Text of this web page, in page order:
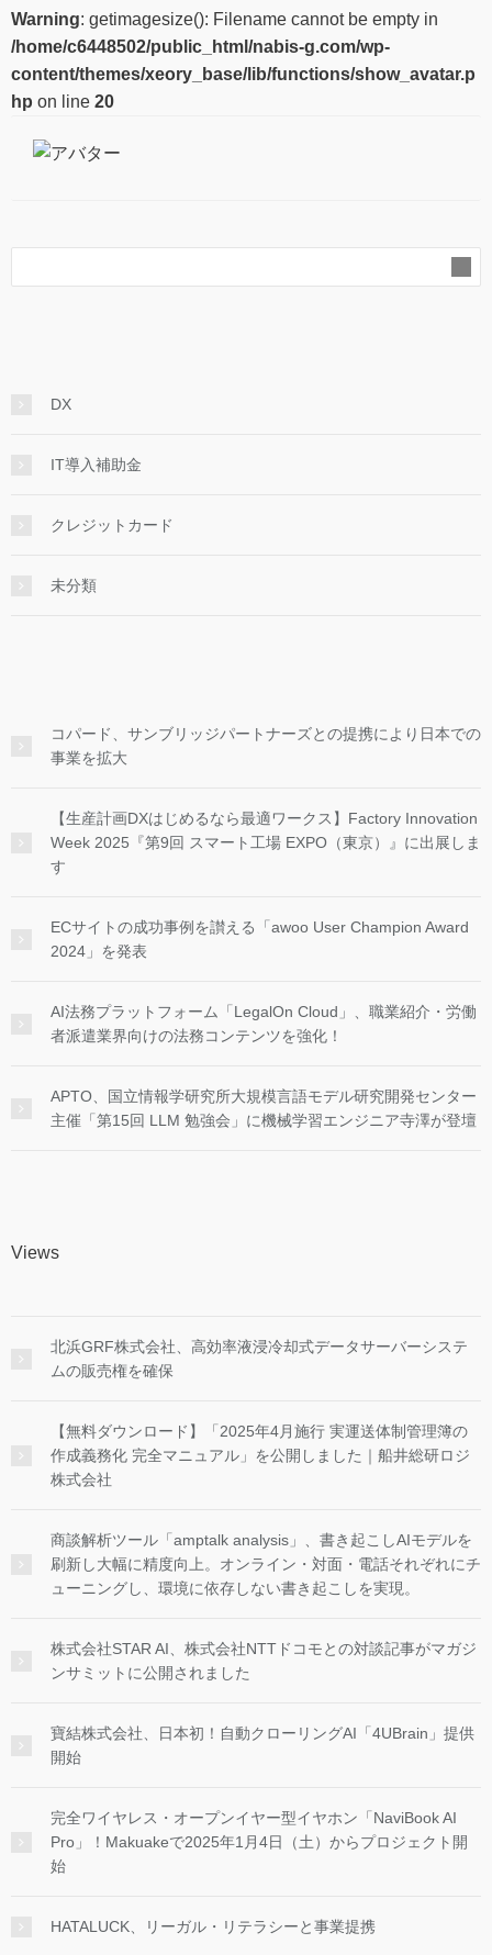
Warning: getimagesize(): Filename cannot be empty in
/home/c6448502/public_html/nabis-g.com/wp-
content/themes/xeory_base/lib/functions/show_avatar.p
hp on line 20
DX
IT導入補助金
クレジットカード
未分類
コパード、サンブリッジパートナーズとの提携により日本での
事業を拡大
【生産計画DXはじめるなら最適ワークス】Factory Innovation
Week 2025『第9回 スマート工場 EXPO（東京）』に出展しま
す
ECサイトの成功事例を讃える「awoo User Champion Award
2024」を発表
AI法務プラットフォーム「LegalOn Cloud」、職業紹介・労働
者派遣業界向けの法務コンテンツを強化！
APTO、国立情報学研究所大規模言語モデル研究開発センター
主催「第15回 LLM 勉強会」に機械学習エンジニア寺澤が登壇
Views
北浜GRF株式会社、高効率液浸冷却式データサーバーシステ
ムの販売権を確保
【無料ダウンロード】「2025年4月施行 実運送体制管理簿の
作成義務化 完全マニュアル」を公開しました｜船井総研ロジ
株式会社
商談解析ツール「amptalk analysis」、書き起こしAIモデルを
刷新し大幅に精度向上。オンライン・対面・電話それぞれにチ
ューニングし、環境に依存しない書き起こしを実現。
株式会社STAR AI、株式会社NTTドコモとの対談記事がマガジ
ンサミットに公開されました
寶結株式会社、日本初！自動クローリングAI「4UBrain」提供
開始
完全ワイヤレス・オープンイヤー型イヤホン「NaviBook AI
Pro」！Makuakeで2025年1月4日（土）からプロジェクト開
始
HATALUCK、リーガル・リテラシーと事業提携